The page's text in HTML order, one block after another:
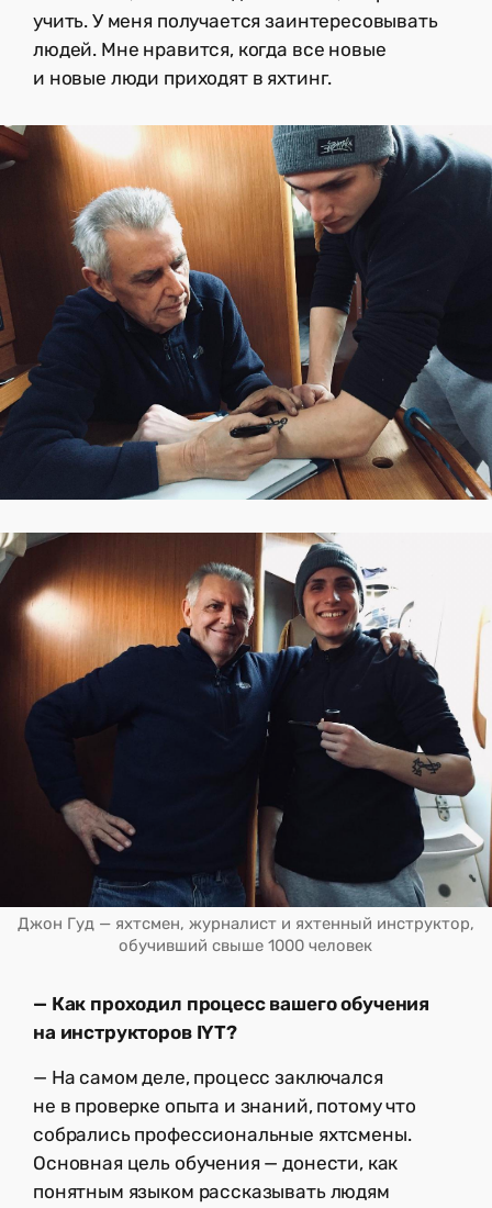
учить. У меня получается заинтересовывать
людей. Мне нравится, когда все новые
и новые люди приходят в яхтинг.
Джон Гуд — яхтсмен, журналист и яхтенный инструктор,
обучивший свыше 1000 человек
— Как проходил процесс вашего обучения
на инструкторов IYT?
— На самом деле, процесс заключался
не в проверке опыта и знаний, потому что
собрались профессиональные яхтсмены.
Основная цель обучения — донести, как
понятным языком рассказывать людям